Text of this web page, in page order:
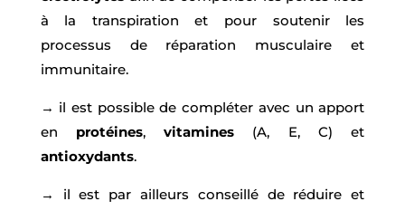
à la transpiration et pour soutenir les
processus de réparation musculaire et
immunitaire.
→ il est possible de compléter avec un apport
en protéines,vitamines (A, E, C) et
antioxydants.
→ il est par ailleurs conseillé de réduire et